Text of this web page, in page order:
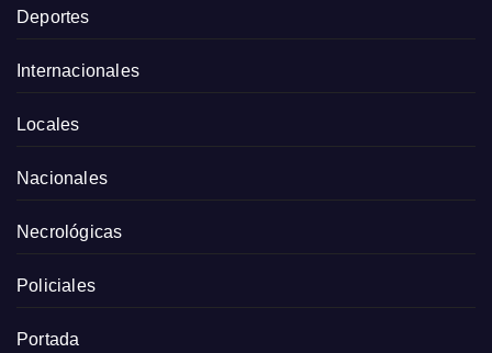
Deportes
Internacionales
Locales
Nacionales
Necrológicas
Policiales
Portada